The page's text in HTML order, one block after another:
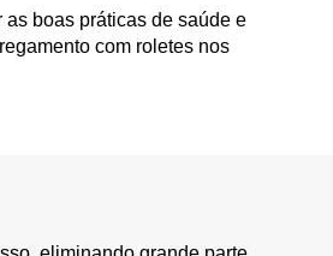
boas práticas de saúde e
com roletes nos